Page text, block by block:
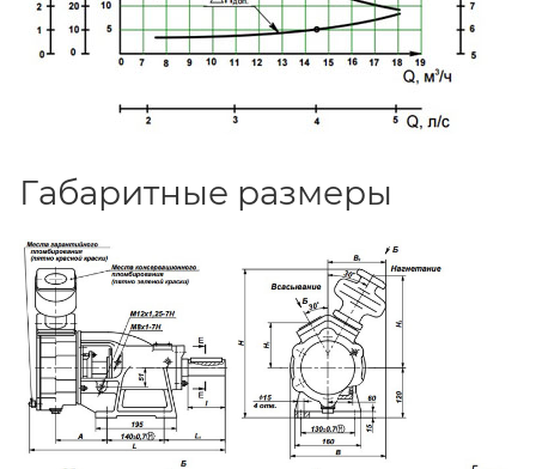
Габаритные размеры